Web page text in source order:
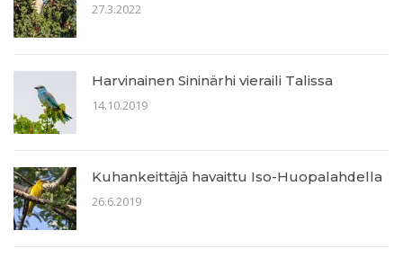
27.3.2022
Harvinainen Sininärhi vieraili Talissa
14.10.2019
Kuhankeittäjä havaittu Iso-Huopalahdella
26.6.2019